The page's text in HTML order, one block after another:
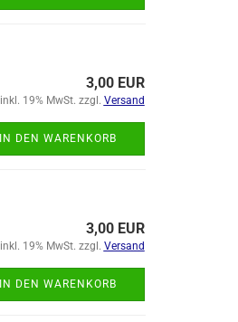
3,00 EUR
inkl. 19% MwSt. zzgl. Versand
IN DEN WARENKORB
3,00 EUR
inkl. 19% MwSt. zzgl. Versand
IN DEN WARENKORB